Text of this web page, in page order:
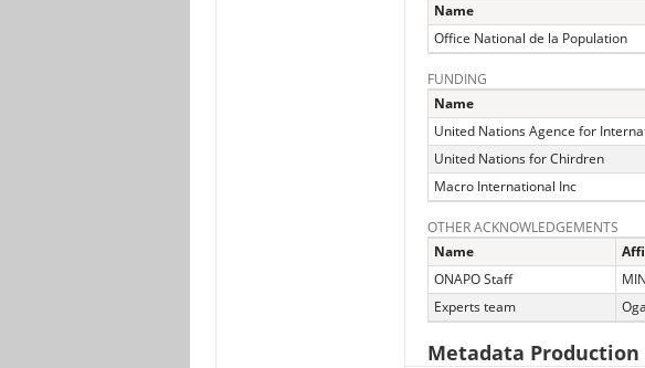
Name
Office National de la Population
FUNDING
Name
United Nations Agence for
United Nations for Chirdren
Macro International Inc
OTHER ACKNOWLEDGEMENTS
Name
ONAPO Staff
Experts team
Metadata Production